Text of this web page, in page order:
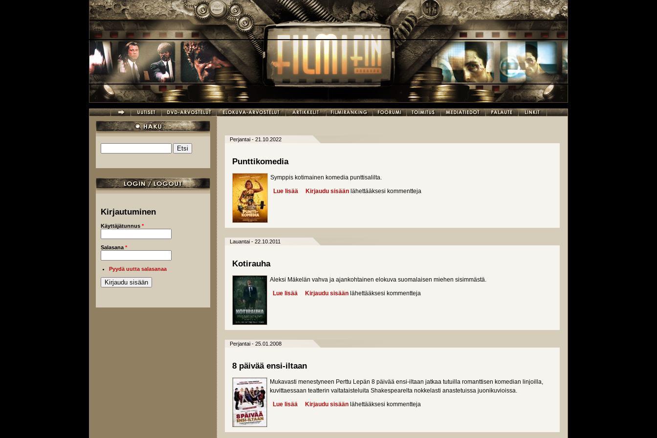
Hakulomake
Kirjautuminen
Käyttäjätunnus *
Salasana *
Pyydä uutta salasanaa
Perjantai - 21.10.2022
Punttikomedia
Symppis kotimainen komedia punttisalilta.
Lue lisää about Punttikomedia
Kirjaudu sisään lähettääksesi kommentteja
Lauantai - 22.10.2011
Kotirauha
Aleksi Mäkelän vahva ja ajankohtainen elokuva suomalaisen miehen sisimmästä.
Lue lisää about Kotirauha
Kirjaudu sisään lähettääksesi kommentteja
Perjantai - 25.01.2008
8 päivää ensi-iltaan
Mukavasti menestyneen Perttu Lepän 8 päivää ensi-iltaan jatkaa tutuilla romanttisen komedian linjoilla,
kuvittaessaan teatterin valtataisteluita Shakespearelta nokkelasti anastetuissa juonikuvioissa.
Lue lisää about 8 päivää ensi-iltaan
Kirjaudu sisään lähettääksesi kommentteja